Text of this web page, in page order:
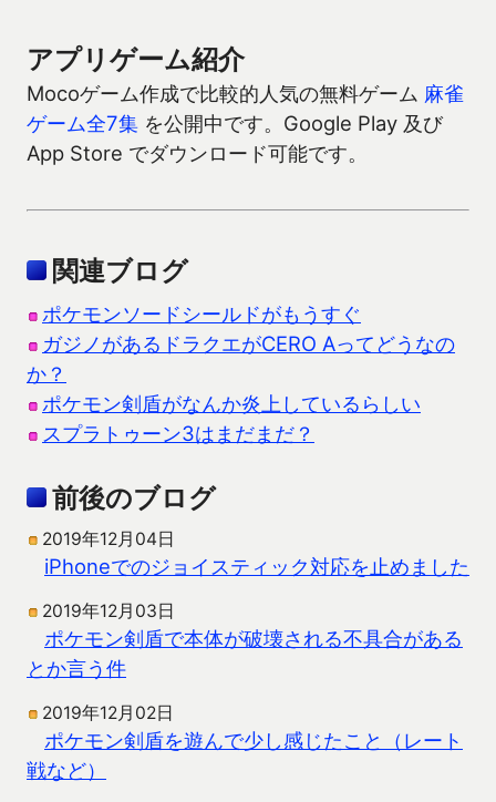
アプリゲーム紹介
Mocoゲーム作成で比較的人気の無料ゲーム 麻雀
ゲーム全7集 を公開中です。Google Play 及び
App Store でダウンロード可能です。
関連ブログ
ポケモンソードシールドがもうすぐ
ガジノがあるドラクエがCERO Aってどうなの
か？
ポケモン剣盾がなんか炎上しているらしい
スプラトゥーン3はまだまだ？
前後のブログ
2019年12月04日
iPhoneでのジョイスティック対応を止めました
2019年12月03日
ポケモン剣盾で本体が破壊される不具合がある
とか言う件
2019年12月02日
ポケモン剣盾を遊んで少し感じたこと（レート
戦など）